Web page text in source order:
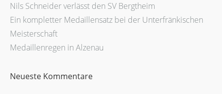
Nils Schneider verlässt den SV Bergtheim
Ein kompletter Medaillensatz bei der Unterfränkischen
Meisterschaft
Medaillenregen in Alzenau
Neueste Kommentare